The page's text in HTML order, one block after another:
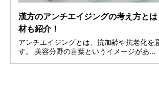
漢方のアンチエイジングの考え方と
材も紹介！
アンチエイジングとは、抗加齢や抗老化を
す。 美容分野の言葉というイメージがあ...